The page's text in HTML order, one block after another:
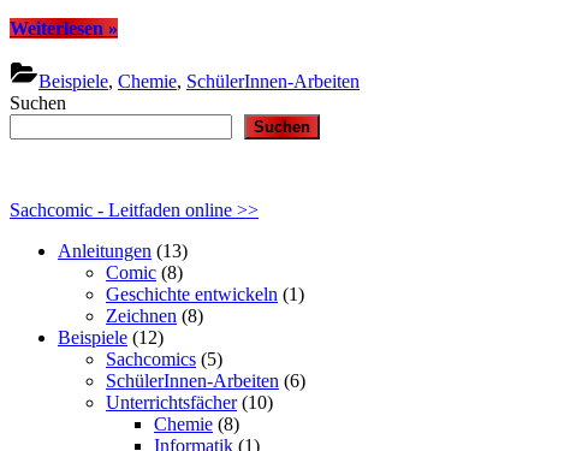
Weiterlesen “Beispiel
Chemiecomics
2016-
17”
»
Beispiele, Chemie, SchülerInnen-Arbeiten
Suchen
Suchen
Sachcomic - Leitfaden online >>
Anleitungen (13)
Comic (8)
Geschichte entwickeln (1)
Zeichnen (8)
Beispiele (12)
Sachcomics (5)
SchülerInnen-Arbeiten (6)
Unterrichtsfächer(10)
Chemie (8)
Informatik (1)